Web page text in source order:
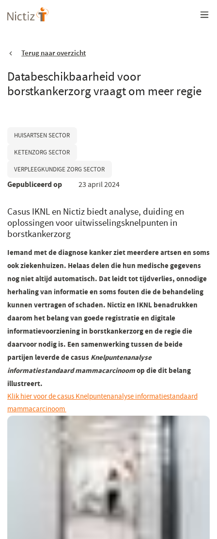
Overslaan
en
gaanTerug naar overzicht
Databeschikbaarheid voor
borstkankerzorg vraagt om meer regie
HUISARTSEN SECTOR
KETENZORG SECTOR
VERPLEEGKUNDIGE ZORG SECTOR
Gepubliceerd op 23 april 2024
Casus IKNL en Nictiz biedt analyse, duiding en
oplossingen voor uitwisselingsknelpunten in
borstkankerzorg
Iemand met de diagnose kanker ziet meerdere artsen en soms
ook ziekenhuizen. Helaas delen die hun medische gegevens
nog niet altijd automatisch. Dat leidt tot tijdverlies, onnodige
herhaling van informatie en soms fouten die de behandeling
kunnen vertragen of schaden. Nictiz en IKNL benadrukken
daarom het belang van goede registratie en digitale
informatievoorziening in borstkankerzorg en de regie die
daarvoor nodig is. Een samenwerking tussen de beide
partijen leverde de casus Knelpuntenanalyse
informatiestandaard mammacarcinoomop die dit belang
illustreert.
Klik hier voor de casus Knelpuntenanalyse informatiestandaard
mammacarcinoom